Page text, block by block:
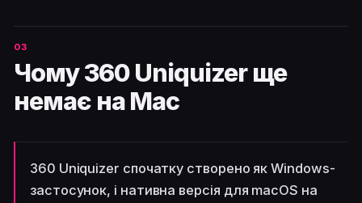
Чому 360 Uniquizer ще
немає на Mac
360 Uniquizer спочатку створено як Windows-
застосунок, і нативна версія для macOS на